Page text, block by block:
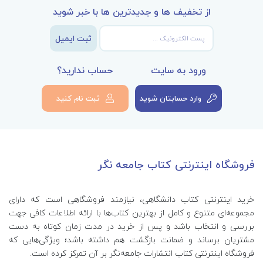
از تخفیف ها و جدیدترین ها با خبر شوید
ثبت ایمیل
ورود به سایت
وارد حسابتان شوید
حساب ندارید؟
ثبت نام کنید
فروشگاه اینترنتی کتاب جامعه نگر
خرید اینترنتی کتاب‌ دانشگاهی، نیازمند فروشگاهی است که دارای
مجموعه‌ای متنوع و کامل از بهترین کتاب‌ها با ارائه اطلاعات کافی جهت
بررسی و انتخاب باشد و پس از خرید در مدت زمان کوتاه به دست
مشتریان برساند و ضمانت بازگشت هم داشته باشد؛ ویژگی‌هایی که
فروشگاه اینترنتی کتاب انتشارات جامعه‌نگر بر آن تمرکز کرده است.